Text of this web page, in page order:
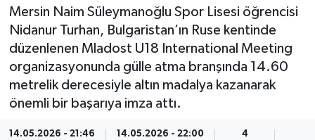
Mersin Naim Süleymanoğlu Spor Lisesi öğrencisi
Nidanur Turhan, Bulgaristan’ın Ruse kentinde
düzenlenen Mladost U18 International Meeting
organizasyonunda gülle atma branşında 14.60
metrelik derecesiyle altın madalya kazanarak
önemli bir başarıya imza attı.
14.05.2026 - 21:46 14.05.2026 - 22:00 4
Resmi İlan
Sağlık
Siyaset
Spor